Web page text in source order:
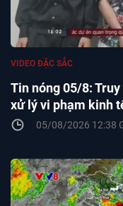
Tin nóng 05/8:
xử lý vi phạm kinh
VIDEO ĐẶC SẮC
05/08/2026 12:38